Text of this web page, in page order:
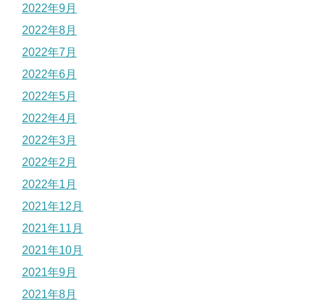
2022年9月
2022年8月
2022年7月
2022年6月
2022年5月
2022年4月
2022年3月
2022年2月
2022年1月
2021年12月
2021年11月
2021年10月
2021年9月
2021年8月